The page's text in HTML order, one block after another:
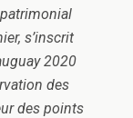
s’inscrit
2020
des
des points